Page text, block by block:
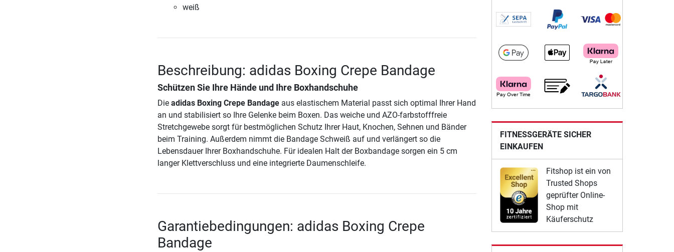
weiß
Beschreibung: adidas Boxing Crepe Bandage
Schützen Sie Ihre Hände und Ihre Boxhandschuhe
Die adidas Boxing Crepe Bandageaus elastischem Material passt sich optimal Ihrer Hand
an und stabilisiert so Ihre Gelenke beim Boxen. Das weiche und AZO-farbstofffreie
Stretchgewebe sorgt für bestmöglichen Schutz Ihrer Haut, Knochen, Sehnen und Bänder
beim Training. Außerdem nimmt die Bandage Schweiß auf und verlängert so die
Lebensdauer Ihrer Boxhandschuhe. Für idealen Halt der Boxbandage sorgen ein 5 cm
langer Klettverschluss und eine integrierte Daumenschleife.
Garantiebedingungen: adidas Boxing Crepe
Bandage
FITNESSGERÄTE SICHER
EINKAUFEN
Fitshop ist ein von
Trusted Shops
geprüfter Online-
Shop mit
Käuferschutz